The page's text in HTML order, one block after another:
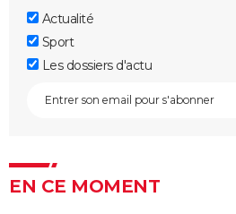
Actualité
Sport
Les dossiers d'actu
EN CE MOMENT